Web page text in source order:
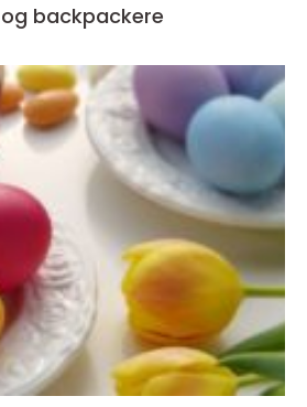
backpackere